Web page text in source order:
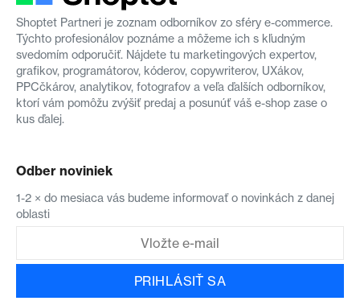
Shoptet Partneri je zoznam odborníkov zo sféry e-commerce.
Týchto profesionálov poznáme a môžeme ich s kľudným
svedomím odporučiť. Nájdete tu marketingových expertov,
grafikov, programátorov, kóderov, copywriterov, UXákov,
PPCčkárov, analytikov, fotografov a veľa ďalších odborníkov,
ktorí vám pomôžu zvýšiť predaj a posunúť váš e-shop zase o
kus ďalej.
Odber noviniek
1-2 × do mesiaca vás budeme informovať o novinkách z danej
oblasti
PRIHLÁSIŤ SA